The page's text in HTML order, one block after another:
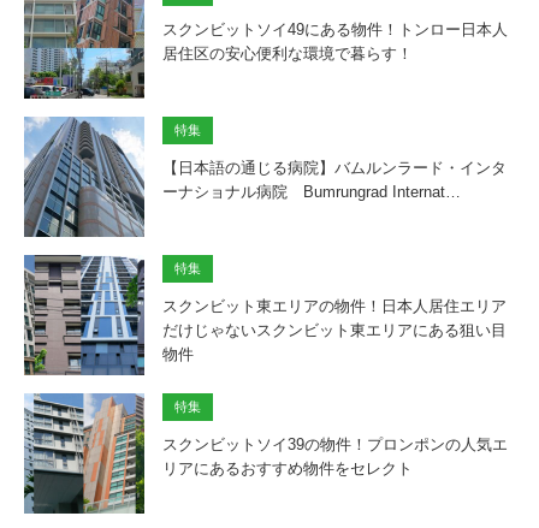
スクンビットソイ49にある物件！トンロー日本人
居住区の安心便利な環境で暮らす！
特集
【日本語の通じる病院】バムルンラード・インタ
ーナショナル病院 Bumrungrad Internat…
特集
スクンビット東エリアの物件！日本人居住エリア
だけじゃないスクンビット東エリアにある狙い目
物件
特集
スクンビットソイ39の物件！プロンポンの人気エ
リアにあるおすすめ物件をセレクト